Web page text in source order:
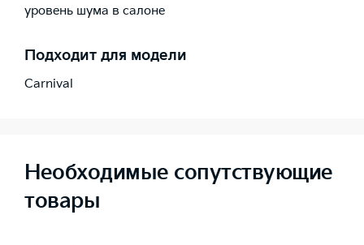
уровень шума в салоне
Подходит для модели
Carnival
Необходимые сопутствующие
товары